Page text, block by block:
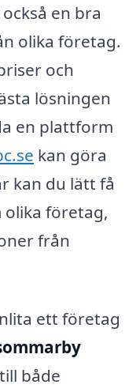
en bra
olika företag.
och
lösningen
en plattform
kan göra
kan du lätt få
företag,
från
ett företag
både